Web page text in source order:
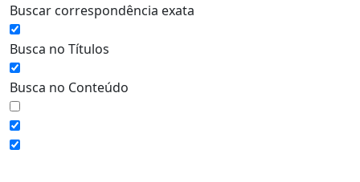
Buscar correspondência exata
Busca no Títulos
Busca no Conteúdo